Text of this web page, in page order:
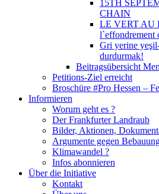
15TH
CHAIN
LE VERT AU
l`effondrement
Gri yerine
durdurmak!
Beitragsübersicht
Petitions-Ziel erreicht
Broschüre #Pro Hessen –
Informieren
Worum geht es ?
Der Frankfurter Landraub
Bilder, Aktionen,
Argumente gegen
Klimawandel ?
Infos abonnieren
Über die Initiative
Kontakt